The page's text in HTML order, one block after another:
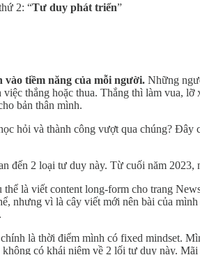
2: “Tư duy phát triển”
vào tiềm năng của mỗi người. Những
thắng hoặc thua. Thắng thì làm vua,
bản thân mình.
hỏi và thành công vượt qua chúng?
đến 2 loại tư duy này. Từ cuối năm
là viết content long-form cho trang
nhưng vì là cây viết mới nên bài của
là thời điểm mình có fixed mindset.
có khái niệm về 2 lối tư duy này.